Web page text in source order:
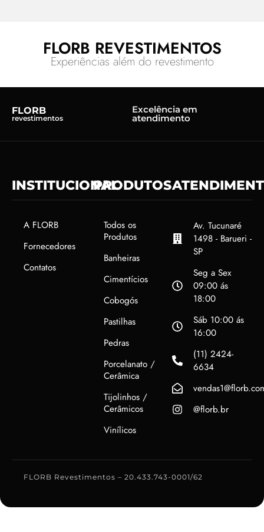
FLORB REVESTIMENTOS
Experiências além do revestimento
FLORB
revestimentos
Excelência em
atendimento
INSTITUCIONAL
A FLORB
Fornecedores
Contatos
PRODUTOS
Todos os
Produtos
Banheiras
Cimentícios
Cobogós
Pastilhas
Pedras
Porcelanato /
Cerâmica
Tijolinhos /
Cerâmicos
Vinílicos
Av. Tucunaré
1498 - Barueri -
SP
Seg a Sex
09:00 ás
18:00
Sáb 10:00 ás
16:00
(11) 2424-
6634
@florb.br
FLORB Revestimentos – 20.433.743-0001/62